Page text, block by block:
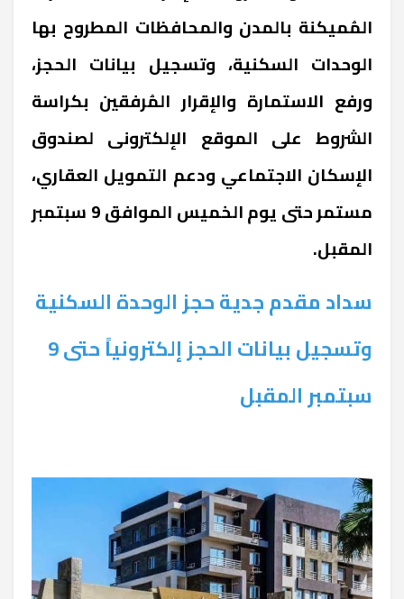
المُميكنة بالمدن والمحافظات المطروح بها
الوحدات السكنية، وتسجيل بيانات الحجز،
ورفع الاستمارة والإقرار المُرفقين بكراسة
الشروط على الموقع الإلكترونى لصندوق
الإسكان الاجتماعي ودعم التمويل العقاري،
مستمر حتى يوم الخميس الموافق 9 سبتمبر
المقبل.
سداد مقدم جدية حجز الوحدة السكنية
وتسجيل بيانات الحجز إلكترونياً حتى 9
سبتمبر المقبل